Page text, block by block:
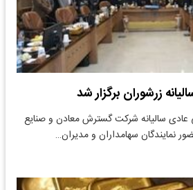
زرشوران برگزار شد
سالیانه شرکت گسترش معادن و صنایع
نمایندگان سهامداران و مدیران…